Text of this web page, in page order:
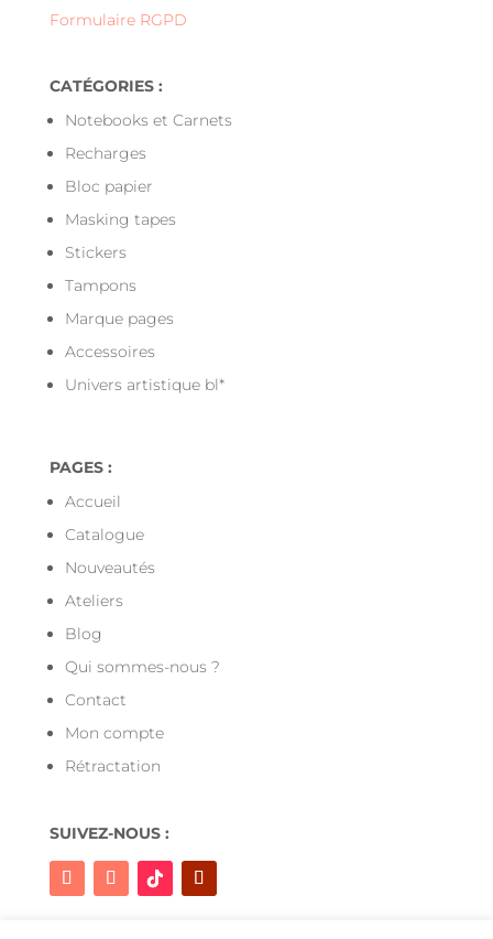
Formulaire RGPD
CATÉGORIES :
Notebooks et Carnets
Recharges
Bloc papier
Masking tapes
Stickers
Tampons
Marque pages
Accessoires
Univers artistique bl*
PAGES :
Accueil
Catalogue
Nouveautés
Ateliers
Blog
Qui sommes-nous ?
Contact
Mon compte
Rétractation
SUIVEZ-NOUS :